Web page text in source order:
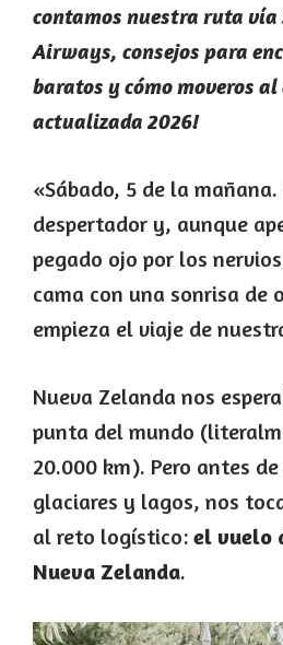
contamos nuestra ruta vía
Airways, consejos para
baratos y cómo moveros
actualizada 2026!
«Sábado, 5 de la
despertador y, aunque
pegado ojo por los
cama con una sonrisa de
empieza el viaje de
Nueva Zelanda nos
punta del mundo
20.000 km). Pero antes
glaciares y lagos, nos
al reto logístico: el vuelo
Nueva Zelanda.